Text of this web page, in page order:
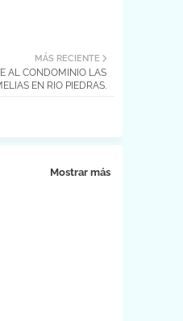
MÁS RECIENTE
AL CONDOMINIO LAS
EN RIO PIEDRAS.
Mostrar más